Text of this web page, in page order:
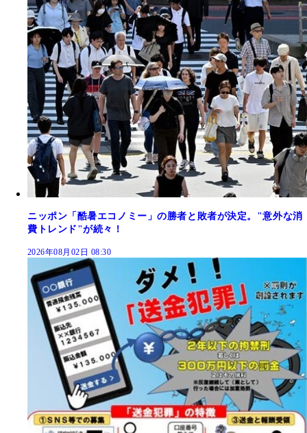
ニッポン「酷暑エコノミー」の勝者と敗者が決定。"意外な消
費トレンド"が続々！
2026年08月02日 08:30